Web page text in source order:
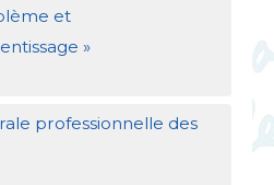
et
»
professionnelle des